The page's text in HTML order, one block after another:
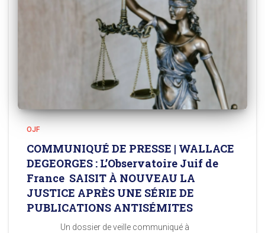
OJF
COMMUNIQUÉ DE PRESSE | WALLACE
DEGEORGES : L’Observatoire Juif de
France SAISIT À NOUVEAU LA
JUSTICE APRÈS UNE SÉRIE DE
PUBLICATIONS ANTISÉMITES
Un dossier de veille communiqué à